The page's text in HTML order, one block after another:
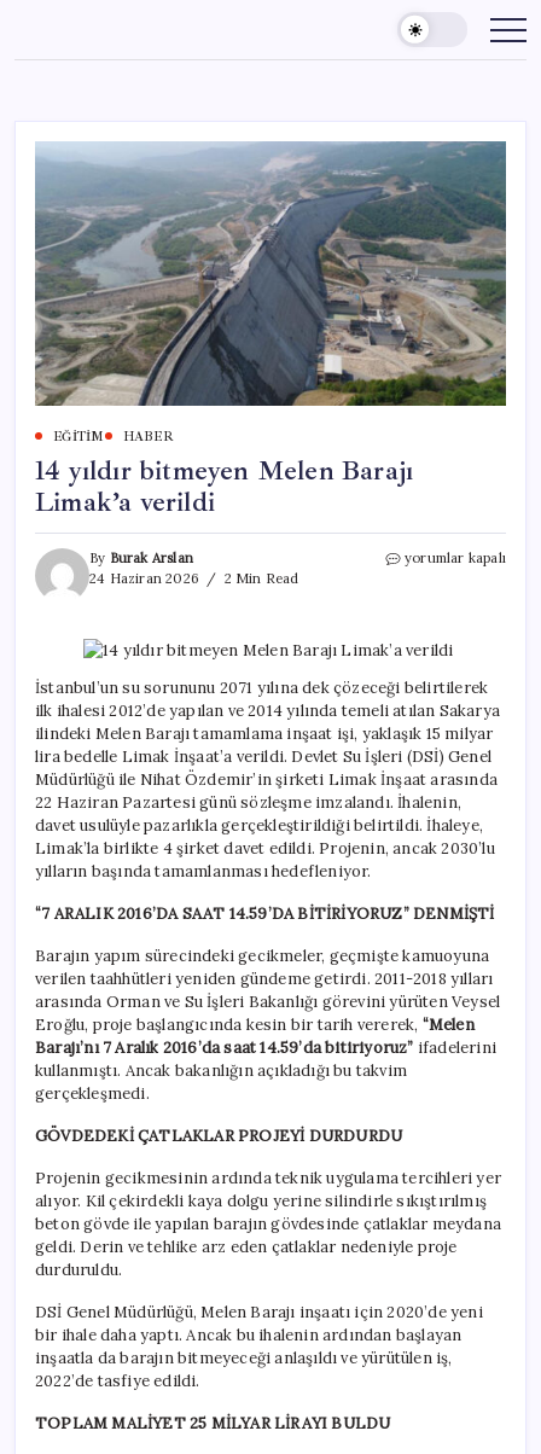
content
EĞITIM HABER
14 yıldır bitmeyen Melen Barajı
Limak’a verildi
By Burak Arslan
24 Haziran 2026
2 Min Read
14
Limak’a
verildi
için
yorumlar kapalı
İstanbul’un su sorununu 2071 yılına dek çözeceği belirtilerek
ilk ihalesi 2012’de yapılan ve 2014 yılında temeli atılan Sakarya
ilindeki Melen Barajı tamamlama inşaat işi, yaklaşık 15 milyar
lira bedelle Limak İnşaat’a verildi. Devlet Su İşleri (DSİ) Genel
Müdürlüğü ile Nihat Özdemir’in şirketi Limak İnşaat arasında
22 Haziran Pazartesi günü sözleşme imzalandı. İhalenin,
davet usulüyle pazarlıkla gerçekleştirildiği belirtildi. İhaleye,
Limak’la birlikte 4 şirket davet edildi. Projenin, ancak 2030’lu
yılların başında tamamlanması hedefleniyor.
“7 ARALIK 2016’DA SAAT 14.59’DA BİTİRİYORUZ” DENMİŞTİ
Barajın yapım sürecindeki gecikmeler, geçmişte kamuoyuna
verilen taahhütleri yeniden gündeme getirdi. 2011-2018 yılları
arasında Orman ve Su İşleri Bakanlığı görevini yürüten Veysel
Eroğlu, proje başlangıcında kesin bir tarih vererek, “Melen
Barajı’nı 7 Aralık 2016’da saat 14.59’da bitiriyoruz” ifadelerini
kullanmıştı. Ancak bakanlığın açıkladığı bu takvim
gerçekleşmedi.
GÖVDEDEKİ ÇATLAKLAR PROJEYİ DURDURDU
Projenin gecikmesinin ardında teknik uygulama tercihleri yer
alıyor. Kil çekirdekli kaya dolgu yerine silindirle sıkıştırılmış
beton gövde ile yapılan barajın gövdesinde çatlaklar meydana
geldi. Derin ve tehlike arz eden çatlaklar nedeniyle proje
durduruldu.
DSİ Genel Müdürlüğü, Melen Barajı inşaatı için 2020’de yeni
bir ihale daha yaptı. Ancak bu ihalenin ardından başlayan
inşaatla da barajın bitmeyeceği anlaşıldı ve yürütülen iş,
2022’de tasfiye edildi.
TOPLAM MALİYET 25 MİLYAR LİRAYI BULDU